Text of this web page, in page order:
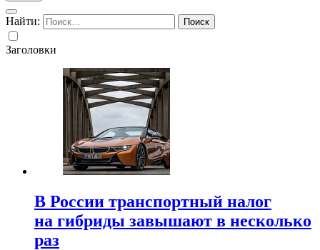
Найти:
Заголовки
В России транспортный налог
на гибриды завышают в несколько
раз